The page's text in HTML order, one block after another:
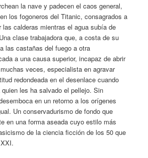
la nave y padecen el caos general,
los fogoneros del Titanic, consagrados a
las calderas mientras el agua subía de
clase trabajadora que, a costa de su
las castañas del fuego a otra
a una causa superior, incapaz de abrir
veces, especialista en agravar
redondeada en el desenlace cuando
les ha salvado el pellejo. Sin
en un retorno a los orígenes
Un conservadurismo de fondo que
en una forma aseada cuyo estilo más
de la ciencia ficción de los 50 que